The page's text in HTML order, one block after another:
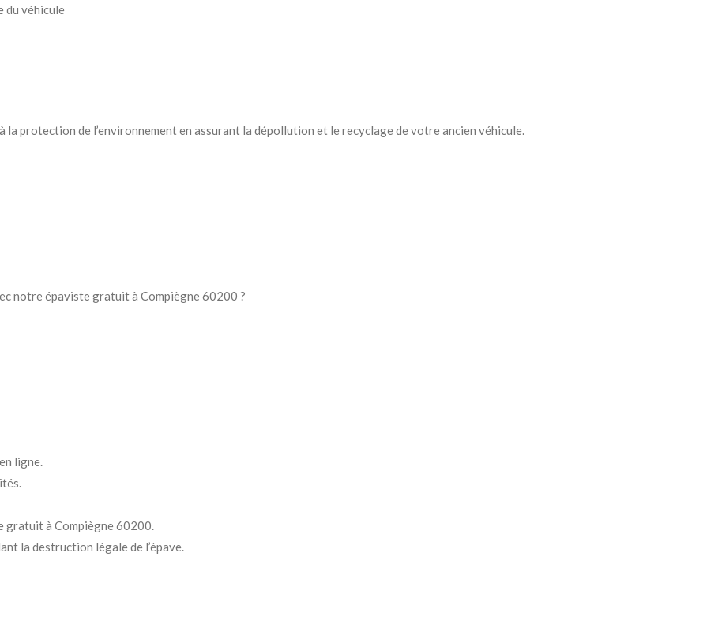
du véhicule
la protection de l’environnement en assurant la dépollution et le recyclage de votre ancien véhicule.
notre épaviste gratuit à Compiègne 60200 ?
ligne.
gratuit à Compiègne 60200.
la destruction légale de l’épave.